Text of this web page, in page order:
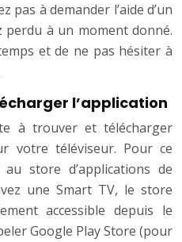
pas à demander l’aide d’un
perdu à un moment donné.
et de ne pas hésiter à
l’application
à trouver et télécharger
votre téléviseur. Pour ce
store d’applications de
une Smart TV, le store
accessible depuis le
Google Play Store (pour